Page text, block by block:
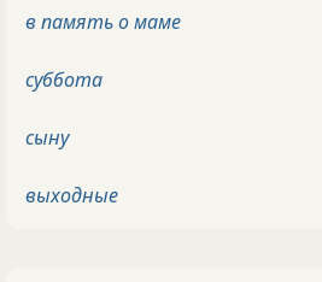
в память о маме
суббота
сыну
выходные